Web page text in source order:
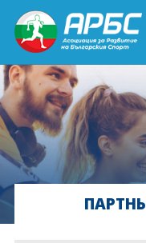
ENGLISH
СПОРТ БЛИЗО ДО
ТЕКУЩИ ПРОЕКТИ
ОНЛАЙН ОБУЧЕНИЯ